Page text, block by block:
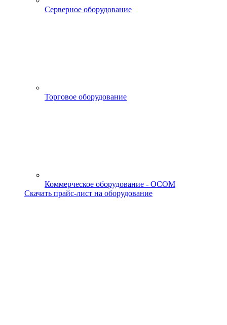
Серверное оборудование
Торговое оборудование
Коммерческое оборудование - OCOM
Скачать прайс-лист на оборудование